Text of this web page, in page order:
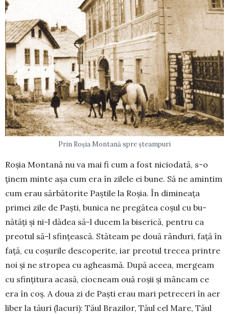
Prin Roșia Montană spre șteampuri
Roșia Montană nu va mai fi cum a fost niciodată, s-o
ținem minte așa cum era în zilele ei bune. Să ne amintim
cum erau sărbătorite Paștile la Roșia. În dimineața
primei zile de Paști, bunica ne pregătea coșul cu bu­
nătăți și ni-l dădea să-l ducem la biserică, pentru ca
preotul să-l sfințească. Stăteam pe două rânduri, față în
față, cu co­șurile descoperite, iar preotul trecea printre
noi și ne stro­pea cu agheasmă. După aceea, mergeam
cu sfinți­tura acasă, ciocneam ouă roșii și mâncam ce
era în coș. A doua zi de Paști erau mari petreceri în aer
liber la tăuri (lacuri): Tăul Brazilor, Tăul cel Mare, Tăul